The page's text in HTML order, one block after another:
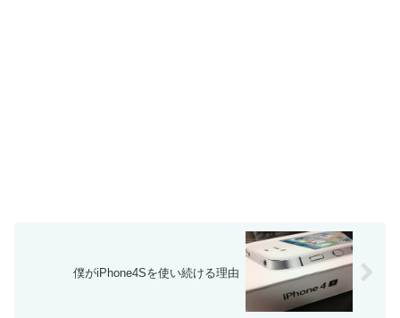
僕がiPhone4Sを使い続ける理由